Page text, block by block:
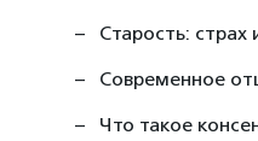
Старость: страх
Современное
Что такое